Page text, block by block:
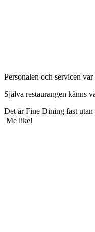
Personalen och servicen
Själva restaurangen känns
Det är Fine Dining fast utan
Me like!